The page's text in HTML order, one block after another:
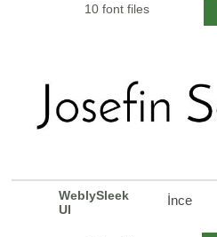
10 font files
WeblySleek
UI
İnce